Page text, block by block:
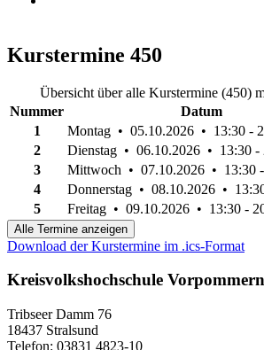
Kurstermine 450
Übersicht über alle Kurstermine (450)
Nummer
Datum
1
Montag • 05.10.2026 • 13:30 -
2
Dienstag • 06.10.2026 • 13:30 -
3
Mittwoch • 07.10.2026 • 13:30
4
Donnerstag • 08.10.2026 •
5
Freitag • 09.10.2026 • 13:30 -
Alle Termine anzeigen
Download der Kurstermine im .ics-Format
Kreisvolkshochschule
Tribseer Damm 76
18437 Stralsund
Telefon: 03831 4823-10